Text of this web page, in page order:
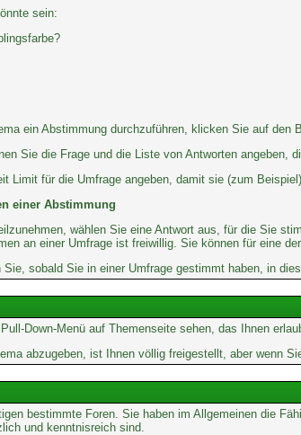
sein:
ein Abstimmung durchzuführen, klicken Sie auf
Sie die Frage und die Liste von Antworten angeben,
Limit für die Umfrage angeben, damit sie (zum
einer Abstimmung
wählen Sie eine Antwort aus, für die Sie
an einer Umfrage ist freiwillig. Sie können für eine
Sie, sobald Sie in einer Umfrage gestimmt haben, in
Down-Menü auf Themenseite sehen, das Ihnen
abzugeben, ist Ihnen völlig freigestellt, aber wenn
bestimmte Foren. Sie haben im Allgemeinen die
und kenntnisreich sind.